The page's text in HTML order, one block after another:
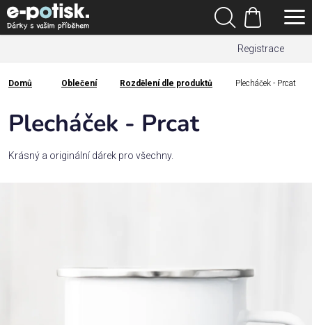
Přejít
na
obsah
Registrace
Hledat
Nákupní
košík
Kategorie
Dárek
Domů
Domů Oblečení Rozdělení dle produktů Plecháček - Prcat
Plecháček - Prcat
Krásný a originální dárek pro všechny.